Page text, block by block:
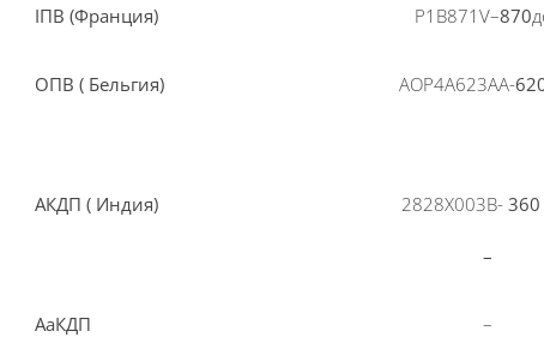
ІПВ (Франция) P1В871V–870
ОПВ ( Бельгия) AOP4A623AA-
АКДП ( Индия) 2828Х003В-360
–
АаКДП –